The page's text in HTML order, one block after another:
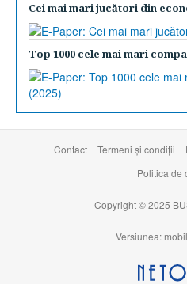
Cei mai mari jucători din
Top 1000 cele mai mari
Contact Termeni şi condiţii
Politica de
Copyright © 2025
Versiunea: